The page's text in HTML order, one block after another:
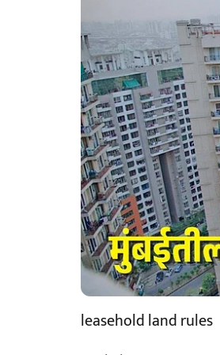
leasehold land rules